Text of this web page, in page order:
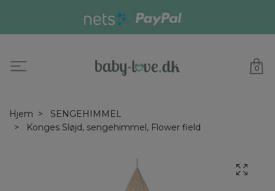
0
Hjem
SENGEHIMMEL
Konges Sløjd, sengehimmel, Flower field